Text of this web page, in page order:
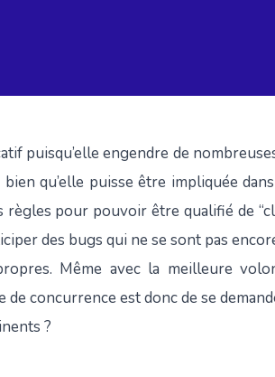
puisqu’elle engendre de
qu’elle puisse être impliquée
pour pouvoir être qualifié de
des bugs qui ne se sont pas
Même avec la meilleure
concurrence est donc de se
?